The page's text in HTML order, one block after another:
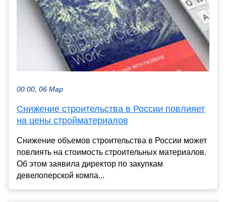
00:00, 06 Мар
Снижение строительства в России повлияет
на цены стройматериалов
Снижение объемов строительства в России может
повлиять на стоимость строительных материалов.
Об этом заявила директор по закупкам
девелоперской компа...